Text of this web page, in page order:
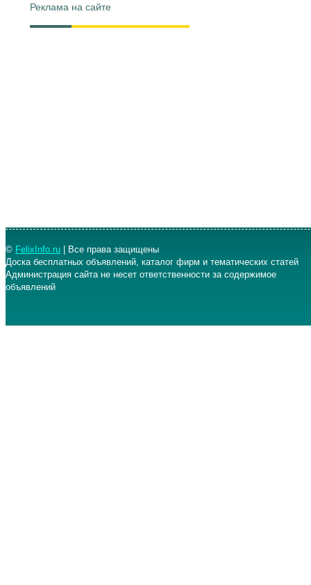
Реклама на сайте
© FelixInfo.ru | Все права защищены
Доска бесплатных объявлений, каталог фирм и тематических статей
Администрация сайта не несет ответственности за содержимое
объявлений